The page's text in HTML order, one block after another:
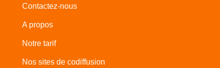
Contactez-nous
A propos
Notre tarif
Nos sites de codiffusion